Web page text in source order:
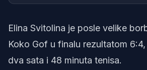
Elina Svitolina je posle velike
Koko Gof u finalu rezultatom
dva sata i 48 minuta tenisa.